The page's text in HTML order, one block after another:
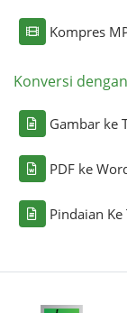
Kompres
Konversi
Gambar ke
PDF ke
Pindaian Ke